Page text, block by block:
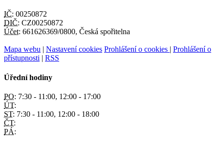
IČ: 00250872
DIČ: CZ00250872
Účet: 661626369/0800, Česká spořitelna
Mapa webu | Nastavení cookies Prohlášení o cookies | Prohlášení o
přístupnosti | RSS
Úřední hodiny
PO: 7:30 - 11:00, 12:00 - 17:00
ÚT:
ST: 7:30 - 11:00, 12:00 - 18:00
ČT:
PÁ: